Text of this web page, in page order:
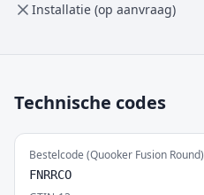
Installatie (op aanvraag)
Technische codes
Bestelcode (Quooker Fusion Round)
FNRRCO